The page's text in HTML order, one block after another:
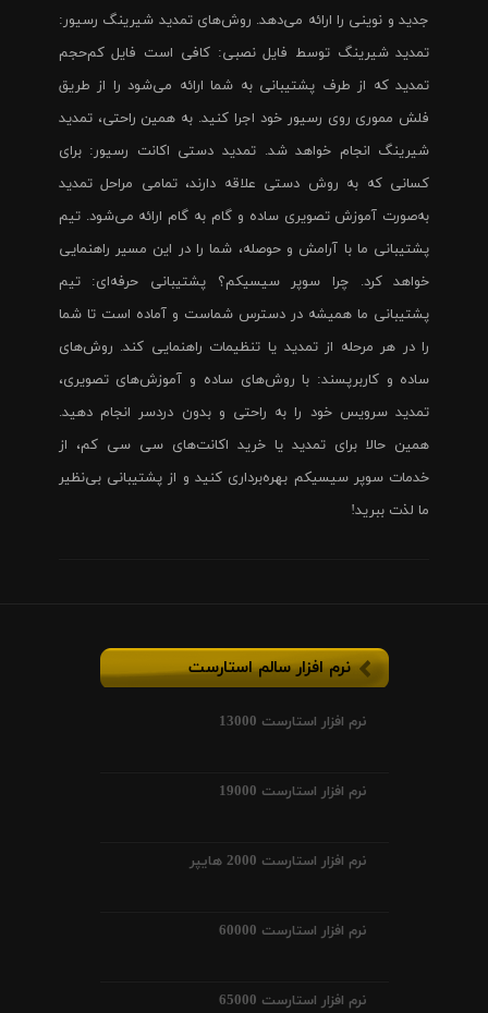
جدید و نوینی را ارائه می‌دهد. روش‌های تمدید شیرینگ رسیور:
تمدید شیرینگ توسط فایل نصبی: کافی است فایل کم‌حجم
تمدید که از طرف پشتیبانی به شما ارائه می‌شود را از طریق
فلش مموری روی رسیور خود اجرا کنید. به همین راحتی، تمدید
شیرینگ انجام خواهد شد. تمدید دستی اکانت رسیور: برای
کسانی که به روش دستی علاقه دارند، تمامی مراحل تمدید
به‌صورت آموزش تصویری ساده و گام به گام ارائه می‌شود. تیم
پشتیبانی ما با آرامش و حوصله، شما را در این مسیر راهنمایی
خواهد کرد. چرا سوپر سیسیکم؟ پشتیبانی حرفه‌ای: تیم
پشتیبانی ما همیشه در دسترس شماست و آماده است تا شما
را در هر مرحله از تمدید یا تنظیمات راهنمایی کند. روش‌های
ساده و کاربرپسند: با روش‌های ساده و آموزش‌های تصویری،
تمدید سرویس خود را به راحتی و بدون دردسر انجام دهید.
همین حالا برای تمدید یا خرید اکانت‌های سی سی کم، از
خدمات سوپر سیسیکم بهره‌برداری کنید و از پشتیبانی بی‌نظیر
ما لذت ببرید!
نرم افزار سالم استارست
نرم افزار استارست 13000
نرم افزار استارست 19000
نرم افزار استارست 2000 هایپر
نرم افزار استارست 60000
نرم افزار استارست 65000